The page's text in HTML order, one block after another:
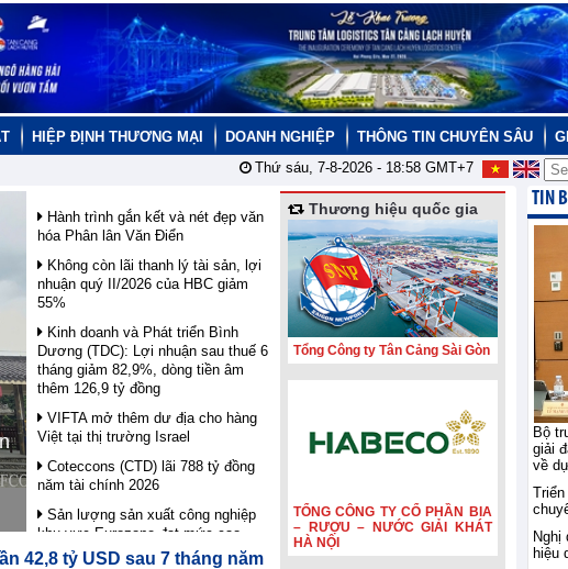
HIỆP ĐỊNH THƯƠNG MẠI DOANH NGHIỆP THÔNG TIN CHUYÊN SÂU
Thứ sáu, 7-8-2026 - 18:58GMT+7
Hành trình gắn kết và nét đẹp văn
hóa Phân lân Văn Điển
Không còn lãi thanh lý tài sản, lợi
nhuận quý II/2026 của HBC giảm
55%
Kinh doanh và Phát triển Bình
Dương (TDC): Lợi nhuận sau thuế 6
tháng giảm 82,9%, dòng tiền âm
thêm 126,9 tỷ đồng
VIFTA mở thêm dư địa cho hàng
Việt tại thị trường Israel
Coteccons (CTD) lãi 788 tỷ đồng
năm tài chính 2026
Sản lượng sản xuất công nghiệp
khu vực Eurozone đạt mức cao
nhất trong gần 4 năm rưỡi
42,8 tỷ USD sau 7 tháng năm
Thương hiệu quốc gia
Tổng Công ty Tân Cảng Sài Gòn
TỔNG CÔNG TY CỔ PHẦN BIA
– RƯỢU – NƯỚC GIẢI KHÁT
HÀ NỘI
TIN
Bộ
giải
về
Nghị
hiệu